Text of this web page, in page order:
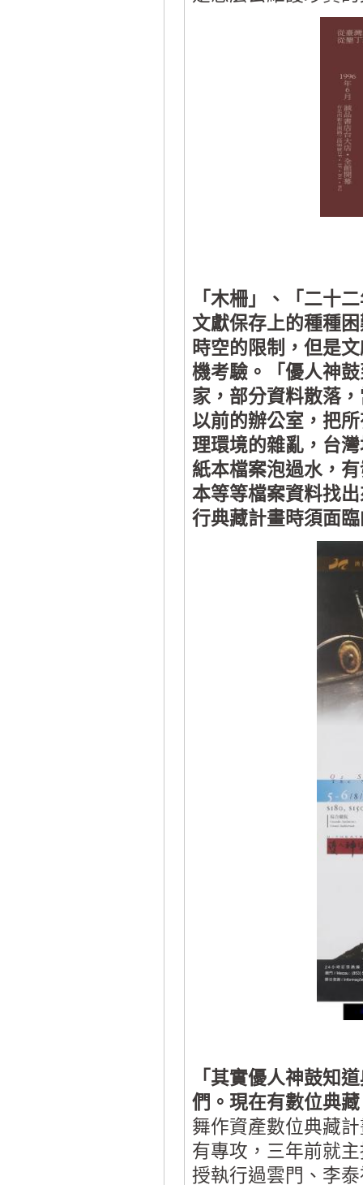
「木柵」、「二十
文獻保存上的種種
時空的限制，但是
機考驗。「優人神
家，部分資料散落
以前的辦公室，把
理環境的雜亂，台
紙本檔案泡過水，
本等等檔案資料找
行典藏計畫時須面
「其實優人神鼓知
們。現在有數位典
舞作資產數位典藏
有專攻，三年前就
授執行過雲門、李